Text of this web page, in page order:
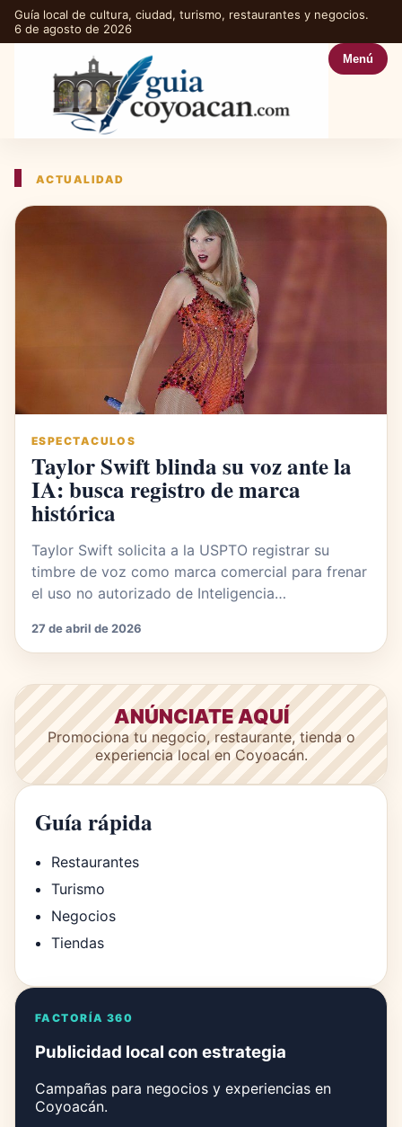
Guía local de cultura, ciudad, turismo, restaurantes y negocios.
6 de agosto de 2026
Menú
ACTUALIDAD
ESPECTACULOS
Taylor Swift blinda su voz ante la
IA: busca registro de marca
histórica
Taylor Swift solicita a la USPTO registrar su
timbre de voz como marca comercial para frenar
el uso no autorizado de Inteligencia…
27 de abril de 2026
ANÚNCIATE AQUÍ
Promociona tu negocio, restaurante, tienda o
experiencia local en Coyoacán.
Guía rápida
Restaurantes
Turismo
Negocios
Tiendas
FACTORÍA 360
Publicidad local con estrategia
Campañas para negocios y experiencias en
Coyoacán.